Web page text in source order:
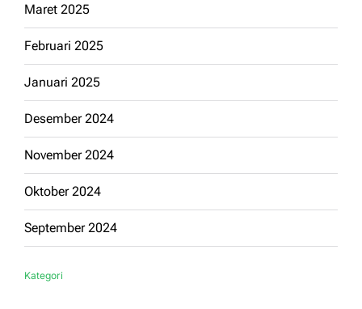
Maret 2025
Februari 2025
Januari 2025
Desember 2024
November 2024
Oktober 2024
September 2024
Kategori